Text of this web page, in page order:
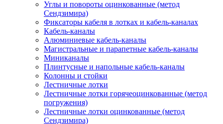
Углы и повороты оцинкованные (метод
Сендзимира)
Фиксаторы кабеля в лотках и кабель-каналах
Кабель-каналы
Алюминиевые кабель-каналы
Магистральные и парапетные кабель-каналы
Миниканалы
Плинтусные и напольные кабель-каналы
Колонны и стойки
Лестничные лотки
Лестничные лотки горячеоцинкованные (метод
погружения)
Лестничные лотки оцинкованные (метод
Сендзимира)